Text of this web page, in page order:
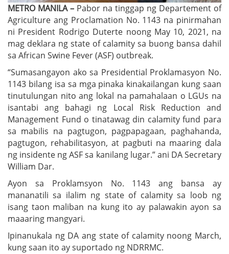
METRO MANILA – Pabor na tinggap ng Departement of
Agriculture ang Proclamation No. 1143 na pinirmahan
ni President Rodrigo Duterte noong May 10, 2021, na
mag deklara ng state of calamity sa buong bansa dahil
sa African Swine Fever (ASF) outbreak.
“Sumasangayon ako sa Presidential Proklamasyon No.
1143 bilang isa sa mga pinaka kinakailangan kung saan
tinutulungan nito ang lokal na pamahalaan o LGUs na
isantabi ang bahagi ng Local Risk Reduction and
Management Fund o tinatawag din calamity fund para
sa mabilis na pagtugon, pagpapagaan, paghahanda,
pagtugon, rehabilitasyon, at pagbuti na maaring dala
ng insidente ng ASF sa kanilang lugar.” ani DA Secretary
William Dar.
Ayon sa Proklamsyon No. 1143 ang bansa ay
mananatili sa ilalim ng state of calamity sa loob ng
isang taon maliban na kung ito ay palawakin ayon sa
maaaring mangyari.
Ipinanukala ng DA ang state of calamity noong March,
kung saan ito ay suportado ng NDRRMC.